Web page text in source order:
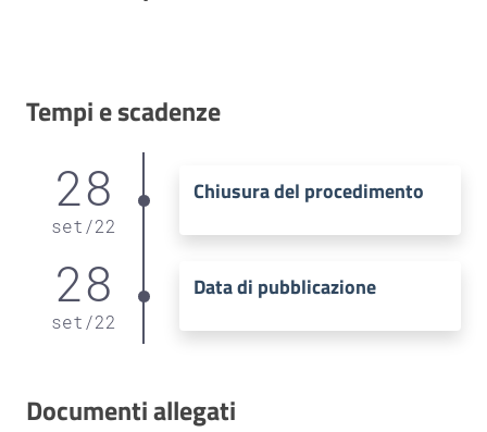
Tempi e scadenze
28
set /22
Chiusura del procedimento
28
set /22
Data di pubblicazione
Documenti allegati